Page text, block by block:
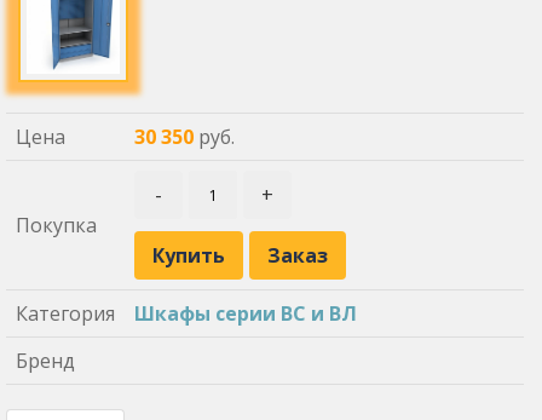
Цена 30 350 руб.
Покупка
- +
Купить Заказ
Категория
Шкафы серии ВС и ВЛ
Бренд